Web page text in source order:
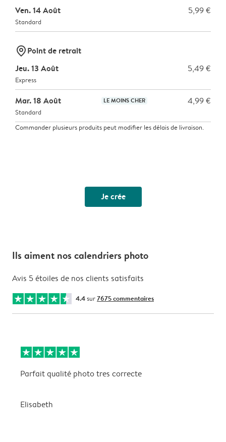
Ven. 14 Août 5,99 €
Standard
marker-pinPoint de retrait
Jeu. 13 Août
5,49 €
Express
Mar. 18 Août LE MOINS CHER 4,99 €
Standard
Commander plusieurs produits peut modifier les délais de livraison.
Je crée
Ils aiment nos calendriers photo
Avis 5 étoiles de nos clients satisfaits
4.4sur7675 commentaires
Parfait qualité photo tres correcte
Elisabeth